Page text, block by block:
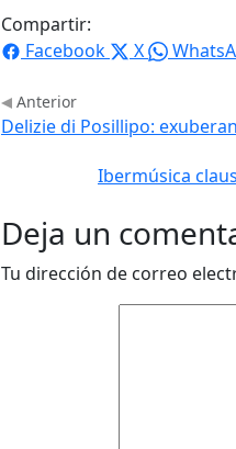
Compartir:
Facebook
X
Anterior
Delizie di Posillipo:
Ibermúsica
Deja un
Tu dirección de correo